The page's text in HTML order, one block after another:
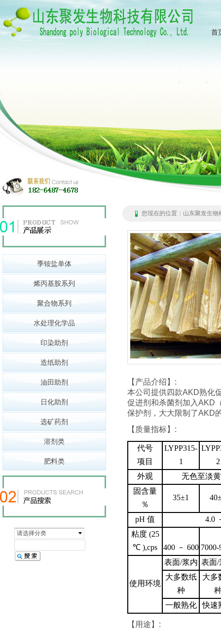
首
您现在的位置： 山东聚发生物
请选择分类
季铵盐单体
烯丙基胺系列
聚合物系列
水处理化学品
印染助剂
造纸助剂
油田助剂
日化助剂
选矿药剂
溶剂类
肥料类
【产品介绍】:
本公司提供四款AKD熟化
促进剂和杀菌剂加入AKD
保护剂，大大限制了AKD
【质量指标】:
代号
项目
LYPP315-
1
2
外观
无色至淡
固含量
％
35±1 40
pH 值 4.0
粘度(25
℃ ),cps 400 － 600 7000-
使用环境
表面/浆内 表面/
大多数纸
种
大多
一般熟化
快速
【用途】: